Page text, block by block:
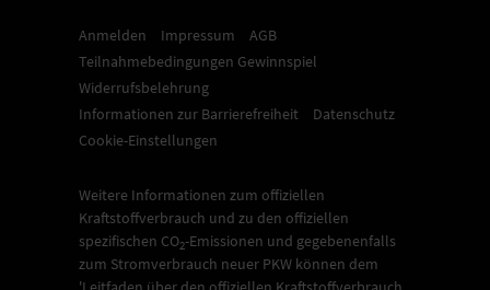
Anmelden Impressum
AGB
Teilnahmebedingungen Gewinnspiel
Widerrufsbelehrung
Informationen zur Barrierefreiheit
Datenschutz
Cookie-Einstellungen
Weitere Informationen zum offiziellen
Kraftstoffverbrauch und zu den offiziellen
spezifischen CO2-Emissionen und gegebenenfalls
zum Stromverbrauch neuer PKW können dem